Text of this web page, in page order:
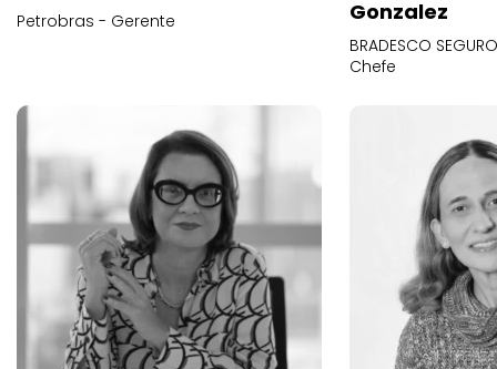
Petrobras - Gerente
Gonzalez
BRADESCO
Chefe